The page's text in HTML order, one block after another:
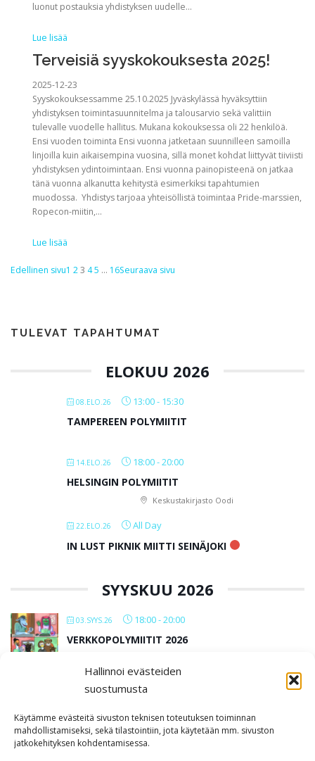
Hallinnoi evästeiden
suostumusta
Käytämme evästeitä sivuston teknisen toteutuksen toiminnan
mahdollistamiseksi, sekä tilastointiin, jota käytetään mm. sivuston
jatkokehityksen kohdentamisessa.
luonut postauksia yhdistyksen uudelle…
Lue lisää
Terveisiä syyskokouksesta 2025!
2025-12-23
Syyskokouksessamme 25.10.2025 Jyväskylässä hyväksyttiin
yhdistyksen toimintasuunnitelma ja talousarvio sekä valittiin
tulevalle vuodelle hallitus. Mukana kokouksessa oli 22 henkilöä.
Ensi vuoden toiminta Ensi vuonna jatketaan suunnilleen samoilla
linjoilla kuin aikaisempina vuosina, sillä monet kohdat liittyvät tiiviisti
yhdistyksen ydintoimintaan. Ensi vuonna painopisteenä on jatkaa
tänä vuonna alkanutta kehitystä esimerkiksi tapahtumien
muodossa. Yhdistys tarjoaa yhteisöllistä toimintaa Pride-marssien,
Ropecon-miitin,…
Lue lisää
Edellinen sivu1 23 45 … 16Seuraava sivu
TULEVAT TAPAHTUMAT
ELOKUU 2026
08.ELO.26 13:00- 15:30
TAMPEREEN POLYMIITIT
14.ELO.26 18:00-20:00
HELSINGIN POLYMIITIT
Keskustakirjasto Oodi
22.ELO.26 All Day
IN LUST PIKNIK MIITTI SEINÄJOKI
SYYSKUU 2026
03.SYYS.26 18:00-20:00
VERKKOPOLYMIITIT 2026
Kabackan kellari